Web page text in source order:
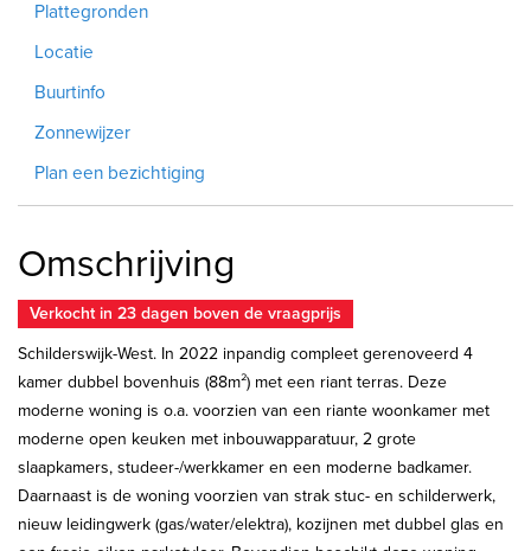
Plattegronden
Locatie
Buurtinfo
Zonnewijzer
Plan een bezichtiging
Omschrijving
Verkocht in 23 dagen boven de vraagprijs
Schilderswijk-West. In 2022 inpandig compleet gerenoveerd 4
kamer dubbel bovenhuis (88m²) met een riant terras. Deze
moderne woning is o.a. voorzien van een riante woonkamer met
moderne open keuken met inbouwapparatuur, 2 grote
slaapkamers, studeer-/werkkamer en een moderne badkamer.
Daarnaast is de woning voorzien van strak stuc- en schilderwerk,
nieuw leidingwerk (gas/water/elektra), kozijnen met dubbel glas en